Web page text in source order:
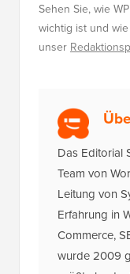
Sehen Sie, wie
wichtig ist und
unser
Das Editorial
Team von
Leitung von
Erfahrung in
Commerce,
wurde 2009